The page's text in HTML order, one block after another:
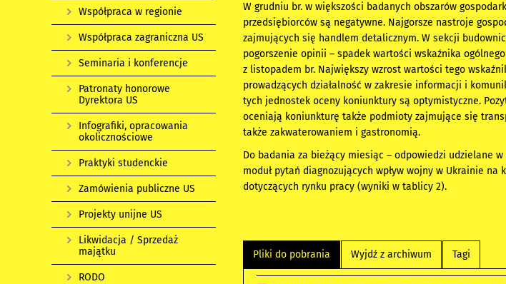
W grudniu br. w większości badanych obszarów
przedsiębiorców są negatywne. Najgorsze nastroje
zajmujących się handlem detalicznym. W sekcji
pogorszenie opinii – spadek wartości wskaźnika
z listopadem br. Największy wzrost wartości tego
prowadzących działalność w zakresie informacji i
tych jednostek oceny koniunktury są optymistyczne.
oceniają koniunkturę także podmioty zajmujące się
także zakwaterowaniem i gastronomią.
Do badania za bieżący miesiąc – odpowiedzi udzielane
moduł pytań diagnozujących wpływ wojny w Ukrainie na
dotyczących rynku pracy (wyniki w tablicy 2).
Pliki do pobrania Wyjdź z archiwum Tagi
Współpraca w regionie
Współpraca zagraniczna US
Seminaria i konferencje
Patronaty honorowe
Dyrektora US
Infografiki, opracowania
okolicznościowe
Praktyki studenckie
Zamówienia publiczne US
Projekty unijne US
Likwidacja / Sprzedaż
majątku
RODO